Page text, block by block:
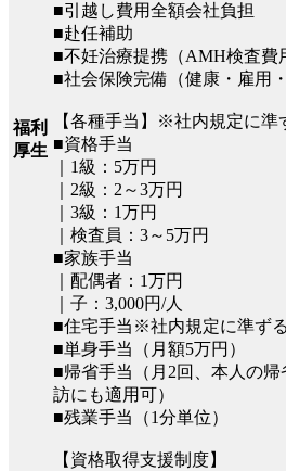
福利
厚生
■引越し費用全額会社負担
■赴任補助
■不妊治療提携（AMH検査費
■社会保険完備（健康・雇用
【各種手当】※社内規定に準
■資格手当
｜1級：5万円
｜2級：2～3万円
｜3級：1万円
｜検査員：3～5万円
■家族手当
｜配偶者：1万円
｜子：3,000円/人
■住宅手当※社内規定に準ずる
■単身手当（月額5万円）
■帰省手当（月2回、本人の
訪にも適用可）
■残業手当（1分単位）
【資格取得支援制度】